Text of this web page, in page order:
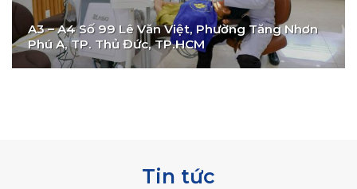
A3 – A4 Số 99 Lê Văn Việt, Phường Tăng Nhơn
Phú A, TP. Thủ Đức, TP.HCM
Tin tức